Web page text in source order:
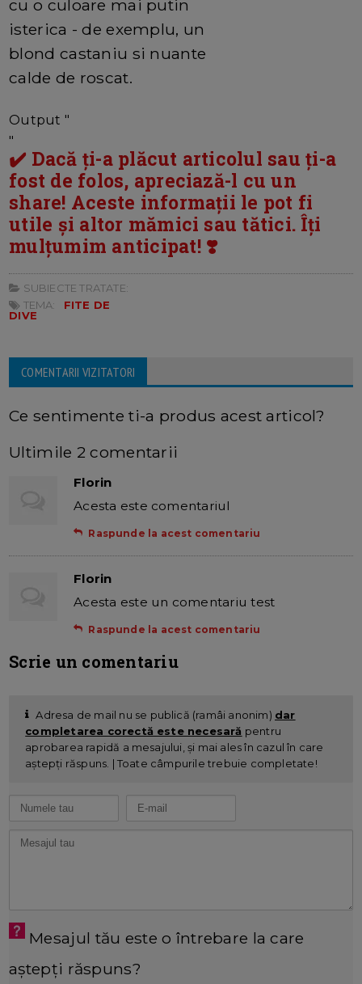
cu o culoare mai putin
isterica - de exemplu, un
blond castaniu si nuante
calde de roscat.
Output "
"
✔️ Dacă ți-a plăcut articolul sau ți-a
fost de folos, apreciază-l cu un
share! Aceste informații le pot fi
utile și altor mămici sau tătici. Îți
mulțumim anticipat! ❣️
SUBIECTE TRATATE:
TEMA:
FITE DE
DIVE
COMENTARII VIZITATORI
Ce sentimente ti-a produs acest articol?
Ultimile 2 comentarii
Florin
Acesta este comentariul
Raspunde la acest comentariu
Florin
Acesta este un comentariu test
Raspunde la acest comentariu
Scrie un comentariu
Adresa de mail nu se publică (ramâi anonim) dar
completarea corectă este necesară pentru
aprobarea rapidă a mesajului, și mai ales în cazul în care
aștepți răspuns. | Toate câmpurile trebuie completate!
Mesajul tău este o întrebare la care
aștepți răspuns?